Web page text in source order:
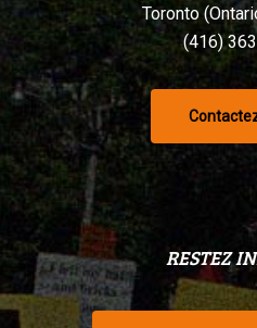
Toronto
(416)
RESTEZ